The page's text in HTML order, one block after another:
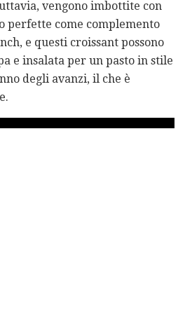
vengono imbottite con
perfette come complemento
e questi croissant possono
e insalata per un pasto in stile
degli avanzi, il che è